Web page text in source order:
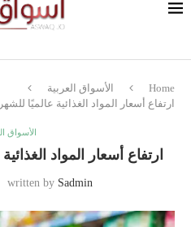
Home
الأسواق العربية
ارتفاع أسعار المواد الغذائية عالميًا للشهر
الأسواق
ارتفاع أسعار المواد
written by Sadmin